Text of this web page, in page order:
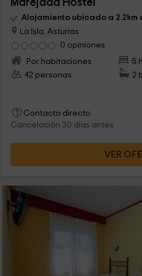
Marejada Hostel
Alojamiento ubicado a 2.2km
La Isla, Asturias
0 opiniones
Por habitaciones
5
42 personas
2
Contacto directo
Cancelación 30 días antes
VER